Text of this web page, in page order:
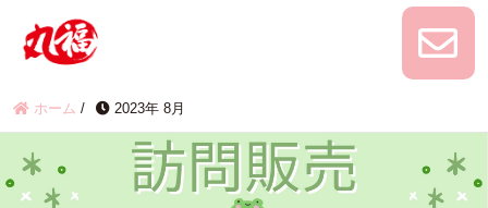
ホーム / 2023年 8月